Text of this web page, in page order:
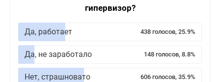
гипервизор?
Да, работает 438 голосов, 25.9%
Да, не заработало 148 голосов, 8.8%
Нет, страшновато 606 голосов, 35.9%